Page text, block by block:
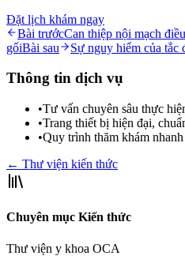
Đặt lịch khám ngay
Bài trướcCan thiệp nội mạch
gốiBài sau Sự nguy hiểm của tắc
Thông tin dịch vụ
•Tư vấn chuyên sâu thực
•Trang thiết bị hiện đại,
•Quy trình thăm khám
← Thư viện kiến thức
Chuyên mục Kiến thức
Thư viện y khoa OCA